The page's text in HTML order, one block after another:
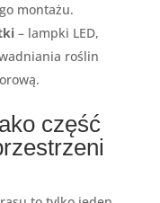
montażu.
– lampki LED,
roślin
część